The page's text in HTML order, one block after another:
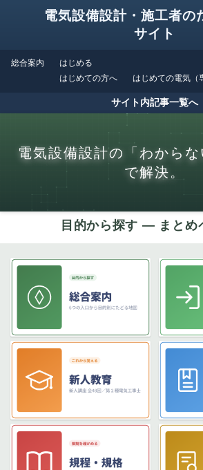
電気設備設計・施工者の
サイト
総合案内
はじめる
はじめての方へ
はじめての電気（
サイト内記事一覧へ
電気設備設計の「わからな
で解決。